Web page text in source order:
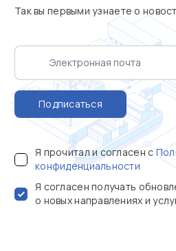
Так вы первыми узнаете о
Подписаться
Я прочитал и согласен с
конфиденциальности
Я согласен получать
о новых направлениях и